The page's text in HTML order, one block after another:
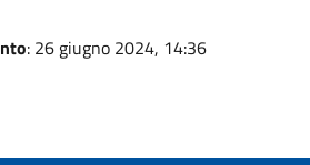
: 26 giugno 2024, 14:36